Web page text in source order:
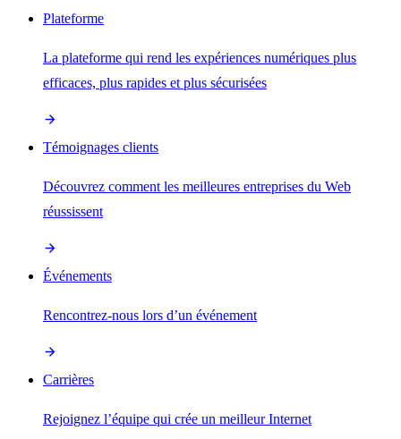
Plateforme
La plateforme qui rend les expériences numériques plus
efficaces, plus rapides et plus sécurisées
Témoignages clients
Découvrez comment les meilleures entreprises du Web
réussissent
Événements
Rencontrez-nous lors d’un événement
Carrières
Rejoignez l’équipe qui crée un meilleur Internet